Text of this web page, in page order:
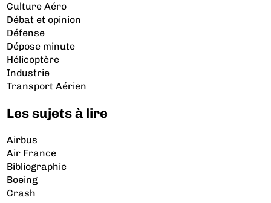
Culture Aéro
Débat et opinion
Défense
Dépose minute
Hélicoptère
Industrie
Transport Aérien
Les sujets à lire
Airbus
Air France
Bibliographie
Boeing
Crash